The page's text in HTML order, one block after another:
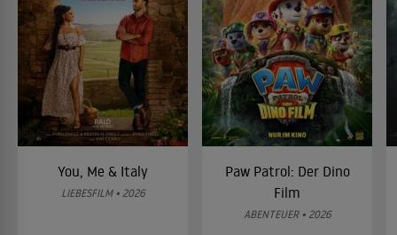
You, Me & Italy
LIEBESFILM • 2026
Paw Patrol: Der Dino
Film
ABENTEUER • 2026